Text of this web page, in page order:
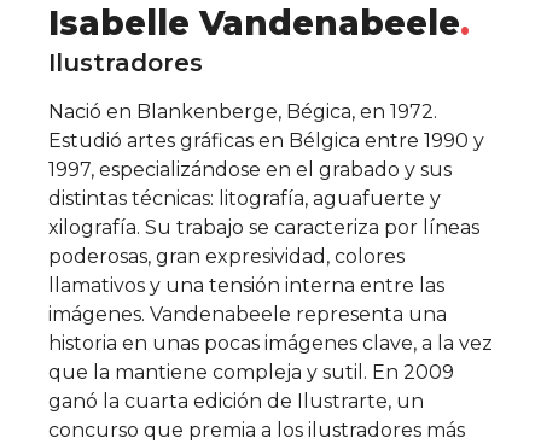
Isabelle Vandenabeele
Ilustradores
Nació en Blankenberge, Bégica, en 1972.
Estudió artes gráficas en Bélgica entre 1990 y
1997, especializándose en el grabado y sus
distintas técnicas: litografía, aguafuerte y
xilografía. Su trabajo se caracteriza por líneas
poderosas, gran expresividad, colores
llamativos y una tensión interna entre las
imágenes. Vandenabeele representa una
historia en unas pocas imágenes clave, a la vez
que la mantiene compleja y sutil. En 2009
ganó la cuarta edición de Ilustrarte, un
concurso que premia a los ilustradores más